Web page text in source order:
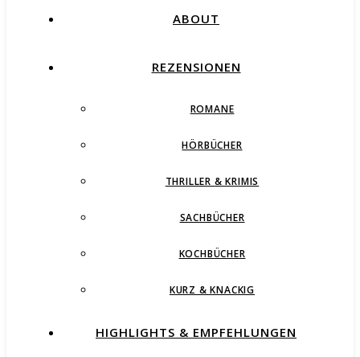
ABOUT
REZENSIONEN
ROMANE
HÖRBÜCHER
THRILLER & KRIMIS
SACHBÜCHER
KOCHBÜCHER
KURZ & KNACKIG
HIGHLIGHTS & EMPFEHLUNGEN